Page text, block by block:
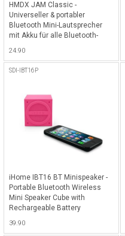
HMDX JAM Classic -
Universeller & portabler
Bluetooth Mini-Lautsprecher
mit Akku für alle Bluetooth-
24.90
SDI-IBT16P
iHome IBT16 BT Minispeaker -
Portable Bluetooth Wireless
Mini Speaker Cube with
Rechargeable Battery
39.90